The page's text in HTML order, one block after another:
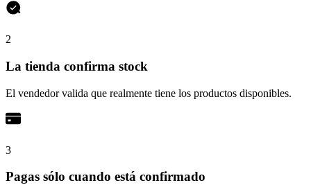
2
La tienda confirma stock
El vendedor valida que realmente tiene los productos disponibles.
3
Pagas sólo cuando está confirmado